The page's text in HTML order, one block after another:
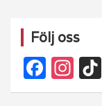
Följ oss
F
a
In
st